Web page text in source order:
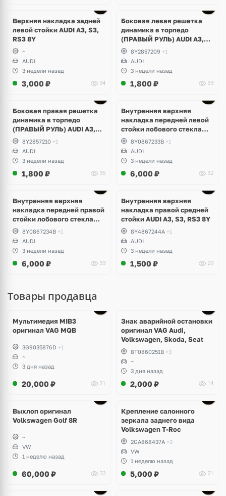
Верхняя накладка задней
левой стойки AUDI A3, S3,
RS3 8Y
~
AUDI
3 недели назад
3,000 ₽ 34
Боковая левая решетка
динамика в торпедо
(ПРАВЫЙ РУЛЬ) AUDI A3,
S3, RS3 8Y
8Y2857209 +1
AUDI
3 недели назад
1,800 ₽ 33
Боковая правая решетка
динамика в торпедо
(ПРАВЫЙ РУЛЬ) AUDI A3,
S3, RS3 8Y
8Y2857210 +1
AUDI
3 недели назад
1,800 ₽ 35
Внутренняя верхняя
накладка передней левой
стойки лобового стекла
AUDI A3, S3, RS3 8Y
8Y0867233B +1
AUDI
3 недели назад
6,000 ₽ 32
Внутренняя верхняя
накладка передней правой
стойки лобового стекла
AUDI A3, S3, RS3 8Y
8Y0867234B +1
AUDI
3 недели назад
6,000 ₽ 33
Внутренняя верхняя
накладка правой средней
стойки AUDI A3, S3, RS3 8Y
8Y4867244A +1
AUDI
3 недели назад
1,500 ₽ 29
Товары продавца
Мультимедия MIB3
оригинал VAG MQB
3G9035876D +1
~
3 дня назад
20,000 ₽ 21
Знак аварийной остановки
оригинал VAG Audi,
Volkswagen, Skoda, Seat
8T0860251B +3
~
3 дня назад
2,000 ₽ 14
Выхлоп оригинал
Volkswagen Golf 8R
~
VW
1 неделю назад
60,000 ₽ 33
Крепление салонного
зеркала заднего вида
Volkswagen T-Roc
2GA868437A +3
VW
1 неделю назад
5,000 ₽ 21